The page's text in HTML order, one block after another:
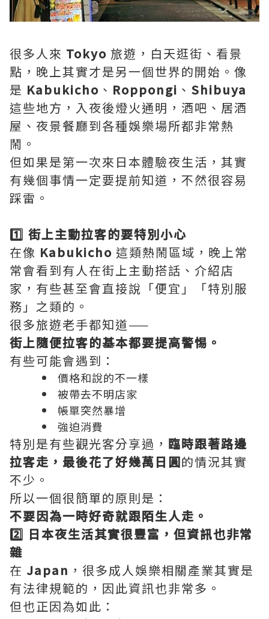
很多人來 Tokyo 旅遊，白天逛街、看景
點，晚上其實才是另一個世界的開始。像
是 Kabukicho 、 Roppongi 、 Shibuya
這些地方，入夜後燈火通明，酒吧、居酒
屋、夜景餐廳到各種娛樂場所都非常熱
鬧。
但如果是第一次來日本體驗夜生活，其實
有幾個事情一定要提前知道，不然很容易
踩雷。
1️⃣ 街上主動拉客的要特別小心
在像 Kabukicho 這類熱鬧區域，晚上常
常會看到有人在街上主動搭話、介紹店
家，有些甚至會直接說「便宜」「特別服
務」之類的。
很多旅遊老手都知道——
街上隨便拉客的基本都要提高警惕。
有些可能會遇到：
價格和說的不一樣
被帶去不明店家
帳單突然暴增
強迫消費
特別是有些觀光客分享過， 臨時跟著路邊
拉客走，最後花了好幾萬日圓的情況其實
不少。
所以一個很簡單的原則是：
不要因為一時好奇就跟陌生人走。
2️⃣ 日本夜生活其實很豐富，但資訊也非常
雜
在 Japan ，很多成人娛樂相關產業其實是
有法律規範的，因此資訊也非常多。
但也正因為如此：